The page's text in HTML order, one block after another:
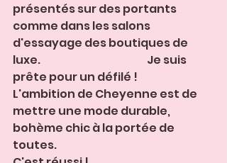
présentés sur des portants
comme dans les salons
d'essayage des boutiques de
luxe.                                                  Je suis
prête pour un défilé !
L'ambition de Cheyenne est de
mettre une mode durable,
bohème chic à la portée de
toutes.